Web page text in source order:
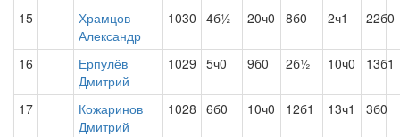
15
Храмцов
Александр
1030 4б½ 20ч0 8б0 2ч1 22б0
16
Ерпулёв
Дмитрий
1029 5ч0 9б0 2б½ 10ч0 13б1
17
Кожаринов
Дмитрий
1028 6б0 10ч0 12б1 13ч1 3б0